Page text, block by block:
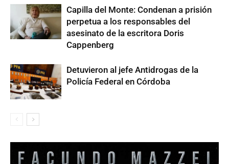
Capilla del Monte: Condenan a prisión
perpetua a los responsables del
asesinato de la escritora Doris
Cappenberg
Detuvieron al jefe Antidrogas de la
Policía Federal en Córdoba